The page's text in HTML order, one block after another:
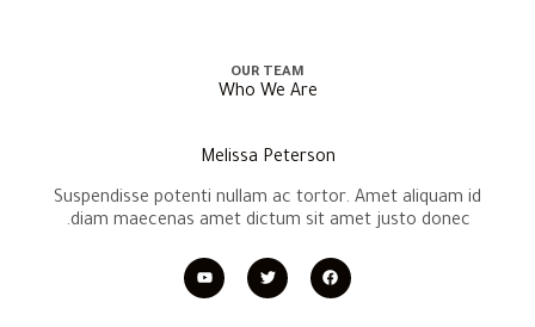
OUR TEAM
Who We Are
Melissa Peterson
Suspendisse potenti nullam ac tortor. Amet aliquam id
diam maecenas amet dictum sit amet justo donec.